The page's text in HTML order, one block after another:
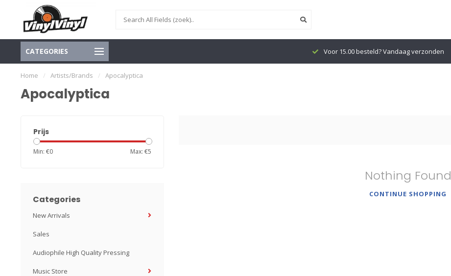
CATEGORIES Voor 15.00 besteld? Vandaag verzonden
Home / Artists/Brands / Apocalyptica
Apocalyptica
Prijs
Min: €0 Max: €5
Categories
New Arrivals
Sales
Audiophile High Quality Pressing
Music Store
Nothing Found
CONTINUE SHOPPING